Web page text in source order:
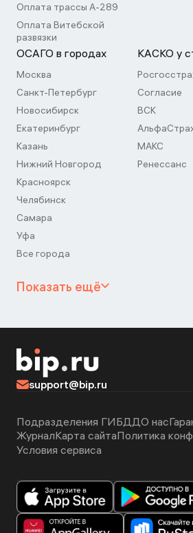
Оплата трассы А-289
Оплата Витебской
развязки
ОСАГО в городах
Москва
Санкт-Петербург
Новосибирск
Екатеринбург
Казань
Нижний Новгород
Красноярск
Челябинск
Самара
Уфа
Все города
КАСКО у
Согласие
ВСК
МАКС
Ренессанс
Показать ещё
support@bip.ru
Подразделения ГИБДДО нас
ЖурналКарта сайтаПолитика
Условия сервиса